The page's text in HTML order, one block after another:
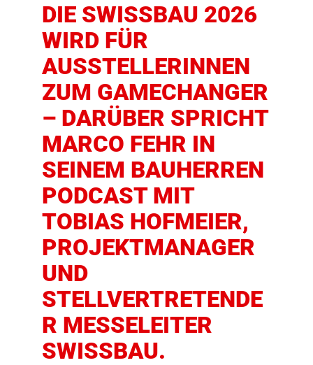
Zustimmung dazu gegeben
haben. Durch das Laden
des Inhalts, akzeptieren Sie
Marketing-Cookies.
INHALT ANZEIGEN
DIE SWISSBAU 2026
WIRD FÜR
AUSSTELLERINNEN
ZUM GAMECHANGER
– DARÜBER SPRICHT
MARCO FEHR IN
SEINEM BAUHERREN
PODCAST MIT
TOBIAS HOFMEIER,
PROJEKTMANAGER
UND
STELLVERTRETENDE
R MESSELEITER
SWISSBAU.